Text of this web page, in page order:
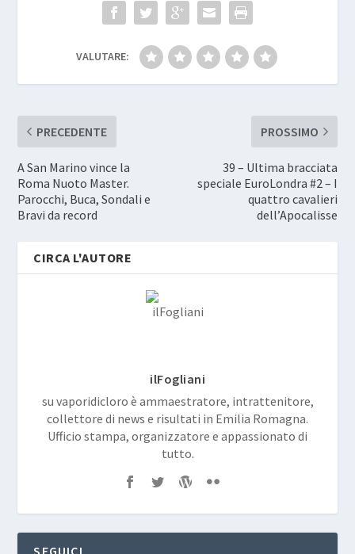
VALUTARE:
PRECEDENTE
A San Marino vince la
Roma Nuoto Master.
Parocchi, Buca, Sondali e
Bravi da record
PROSSIMO
39 – Ultima bracciata
speciale EuroLondra #2 – I
quattro cavalieri
dell’Apocalisse
CIRCA L'AUTORE
ilFogliani
su vaporidicloro è ammaestratore, intrattenitore,
collettore di news e risultati in Emilia Romagna.
Ufficio stampa, organizzatore e appassionato di
tutto.
SEGUICI